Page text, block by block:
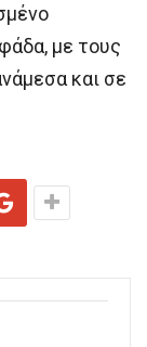
με τους
και σε